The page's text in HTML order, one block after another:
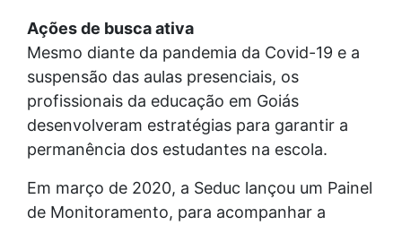
Ações de busca ativa
Mesmo diante da pandemia da Covid-19 e a
suspensão das aulas presenciais, os
profissionais da educação em Goiás
desenvolveram estratégias para garantir a
permanência dos estudantes na escola.
Em março de 2020, a Seduc lançou um Painel
de Monitoramento, para acompanhar a